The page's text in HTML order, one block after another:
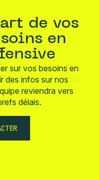
de vos
en
sur vos besoins en
des infos sur nos
reviendra vers
délais.